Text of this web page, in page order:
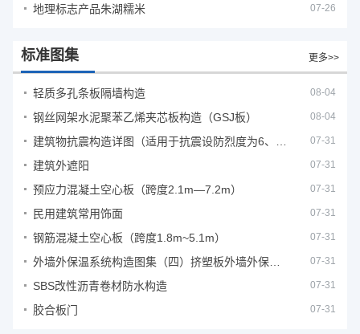
地理标志产品朱湖糯米 07-26
标准图集 更多>>
轻质多孔条板隔墙构造 08-04
钢丝网架水泥聚苯乙烯夹芯板构造（GSJ板） 08-04
07-31
建筑外遮阳 07-31
预应力混凝土空心板（跨度2.1m—7.2m） 07-31
民用建筑常用饰面 07-31
钢筋混凝土空心板（跨度1.8m~5.1m） 07-31
07-31
SBS改性沥青卷材防水构造 07-31
胶合板门 07-31